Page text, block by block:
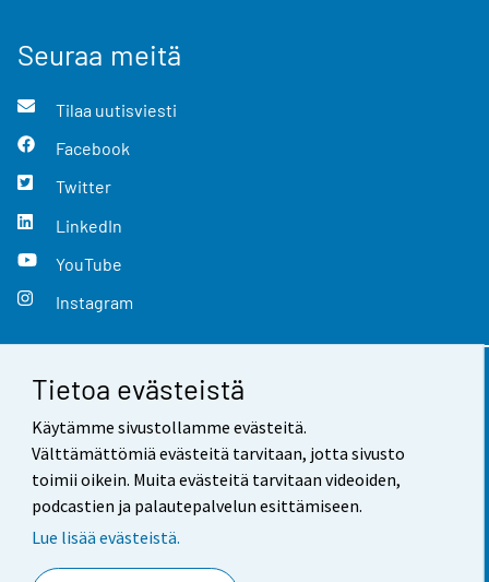
Tietoa evästeistä
Käytämme sivustollamme evästeitä.
Välttämättömiä evästeitä tarvitaan, jotta sivusto
toimii oikein. Muita evästeitä tarvitaan videoiden,
podcastien ja palautepalvelun esittämiseen.
Lue lisää evästeistä.
Seuraa meitä
Tilaa uutisviesti
Facebook
Twitter
LinkedIn
YouTube
Instagram
Yhteystiedot
Palaute
Käyttöehdot
Saavutettavuus